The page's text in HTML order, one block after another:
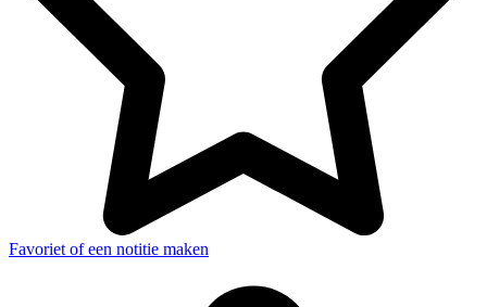
Favoriet of een notitie maken